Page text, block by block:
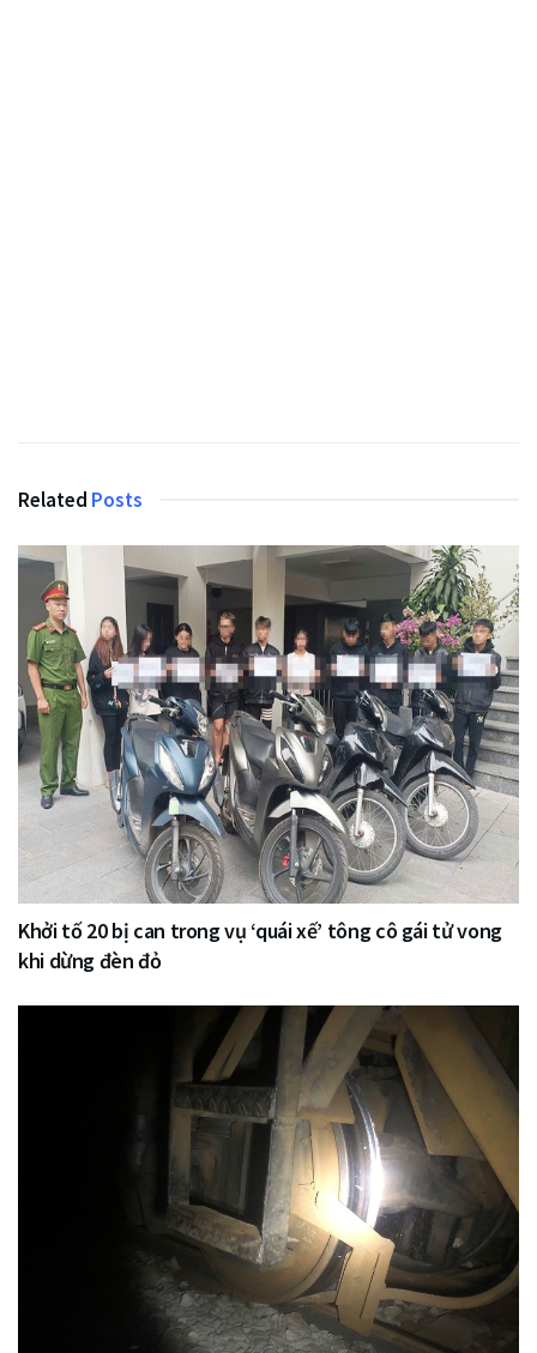
Related Posts
Khởi tố 20 bị can trong vụ ‘quái xế’ tông cô gái tử vong
khi dừng đèn đỏ